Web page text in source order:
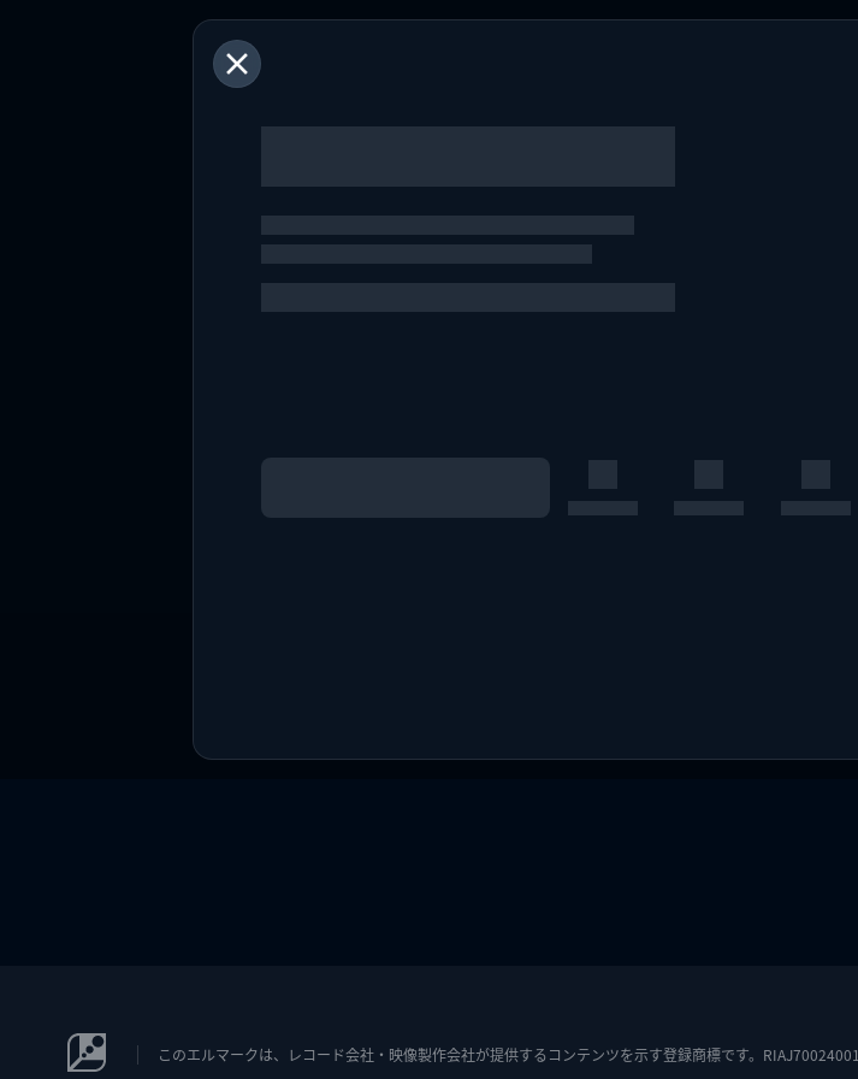
このエルマークは、レコード会社・映像製作会社が提供するコンテンツを示す登録商標です。RIAJ70024001